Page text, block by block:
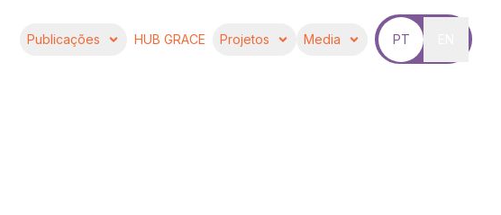
Publicações HUB GRACE Projetos Media PT